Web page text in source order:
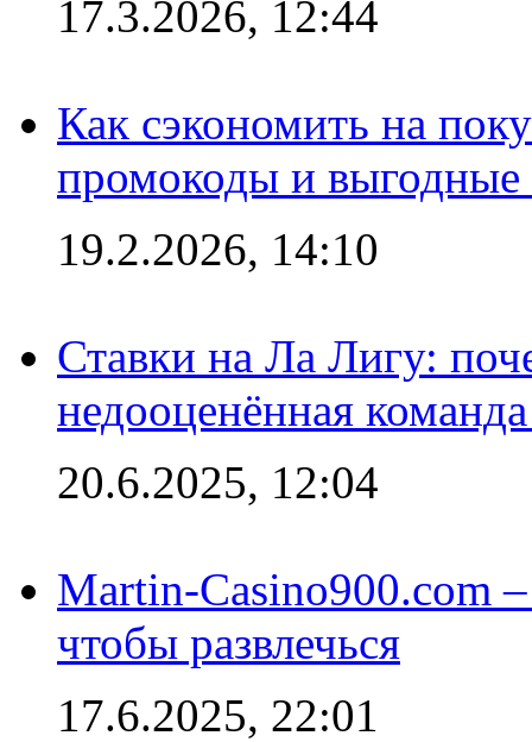
17.3.2026, 12:44
Как сэкономить на
промокоды и выгодные
19.2.2026, 14:10
Ставки на Ла Лигу:
недооценённая
20.6.2025, 12:04
Martin-Casino900.com
чтобы развлечься
17.6.2025, 22:01